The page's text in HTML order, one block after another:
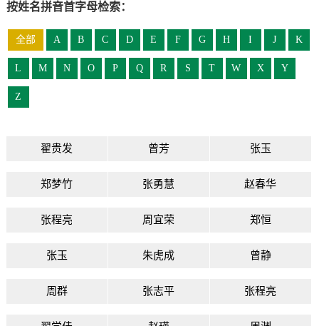
按姓名拼音首字母检索：
全部 A B C D E F G H I J K
L M N O P Q R S T W X Y
Z
翟贵发 曾芳 张玉
郑梦竹 张勇慧 赵春华
张程亮 周宜荣 郑恒
张玉 朱虎成 曾静
周群 张志平 张程亮